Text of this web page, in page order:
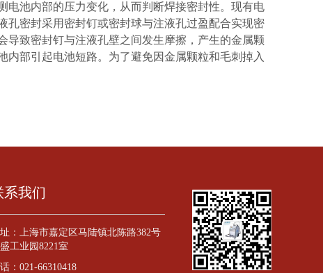
： 上海市嘉定区马陆镇北陈路382号
工业园8221室
： 021-66310418
系我们
电池内部的压力变化，从而判断焊接密封性。现有电
孔密封采用密封钉或密封球与注液孔过盈配合实现密
导致密封钉与注液孔壁之间发生摩擦，产生的金属颗
内部引起电池短路。为了避免因金属颗粒和毛刺掉入